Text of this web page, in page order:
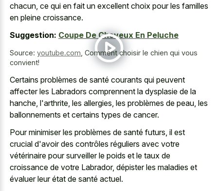
chacun, ce qui en fait un excellent choix pour les familles
en pleine croissance.
Suggestion: Coupe De Cheveux En Peluche
Source: youtube.com Comment choisir le chien qui vous
convient!
Certains problèmes de santé courants qui peuvent
affecter les Labradors comprennent la dysplasie de la
hanche, l'arthrite, les allergies, les problèmes de peau, les
ballonnements et certains types de cancer.
Pour minimiser les problèmes de santé futurs, il est
crucial d'avoir des contrôles réguliers avec votre
vétérinaire pour surveiller le poids et le taux de
croissance de votre Labrador, dépister les maladies et
évaluer leur état de santé actuel.